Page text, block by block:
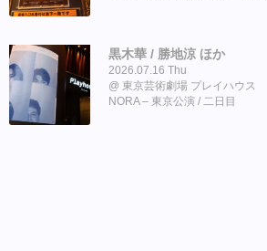
黒木華 / 勝地涼 ほか
2026.07.16 Thu
東京芸術劇場 プレイハウス
NORA – 東京公演 / 二日目